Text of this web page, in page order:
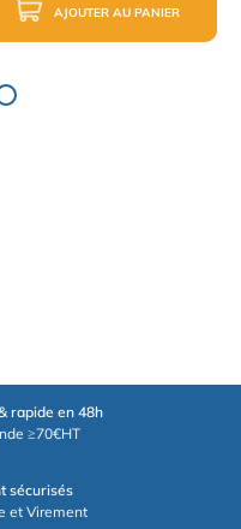
AJOUTER AU PANIER
rapide en 48h
≥70€HT
sécurisés
et Virement